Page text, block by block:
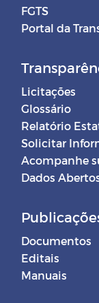
FGTS
Portal da
Licitações
Glossário
Relatório
Solicitar
Acompanhe
Dados
Documentos
Editais
Manuais